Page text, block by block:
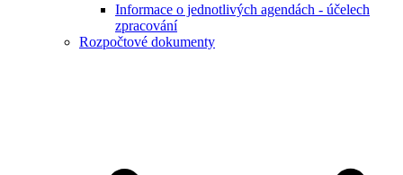
Informace o jednotlivých agendách - účelech
zpracování
Rozpočtové dokumenty